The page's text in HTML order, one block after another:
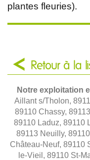
plantes fleuries).
Retour à la
Notre exploitation
Aillant s/Tholon,
89110 Chassy,
89110 Laduz, 89110
89113 Neuilly,
Château-Neuf, 89110
le-Vieil, 89110 St-